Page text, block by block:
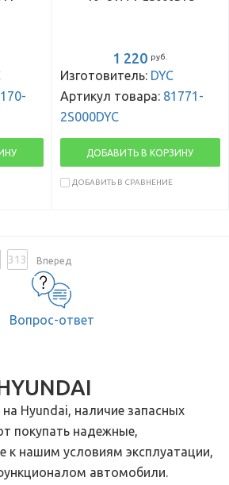
1 220 руб.
Изготовитель: DYC
Артикул товара: 81771-
2S000DYC
ДОБАВИТЬ В КОРЗИНУ
ДОБАВИТЬ В СРАВНЕНИЕ
313 Вперед
Вопрос-ответ
Hyundai, наличие запасных
покупать надежные,
к нашим условиям эксплуатации,
автомобили.